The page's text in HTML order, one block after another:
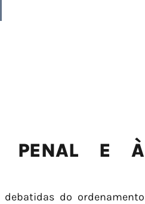
PENAL E À
do ordenamento